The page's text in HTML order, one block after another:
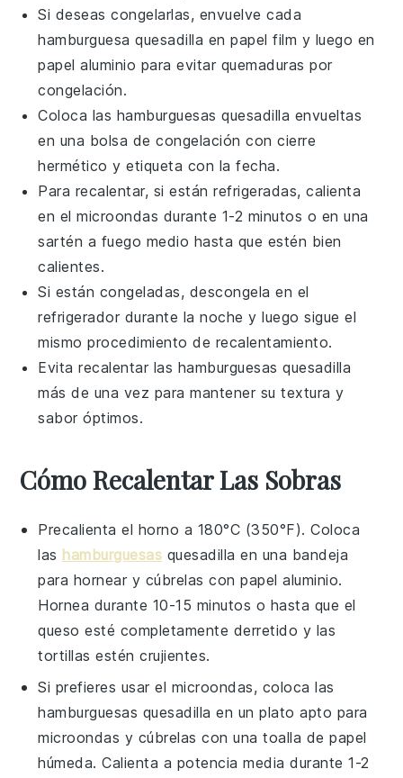
Si deseas congelarlas, envuelve cada
hamburguesa quesadilla en papel film y luego en
papel aluminio para evitar quemaduras por
congelación.
Coloca las hamburguesas quesadilla envueltas
en una bolsa de congelación con cierre
hermético y etiqueta con la fecha.
Para recalentar, si están refrigeradas, calienta
en el microondas durante 1-2 minutos o en una
sartén a fuego medio hasta que estén bien
calientes.
Si están congeladas, descongela en el
refrigerador durante la noche y luego sigue el
mismo procedimiento de recalentamiento.
Evita recalentar las hamburguesas quesadilla
más de una vez para mantener su textura y
sabor óptimos.
Cómo Recalentar Las Sobras
Precalienta el horno a 180°C (350°F). Coloca
las hamburguesas quesadilla en una bandeja
para hornear y cúbrelas con papel aluminio.
Hornea durante 10-15 minutos o hasta que el
queso esté completamente derretido y las
tortillas estén crujientes.
Si prefieres usar el microondas, coloca las
hamburguesas quesadilla en un plato apto para
microondas y cúbrelas con una toalla de papel
húmeda. Calienta a potencia media durante 1-2